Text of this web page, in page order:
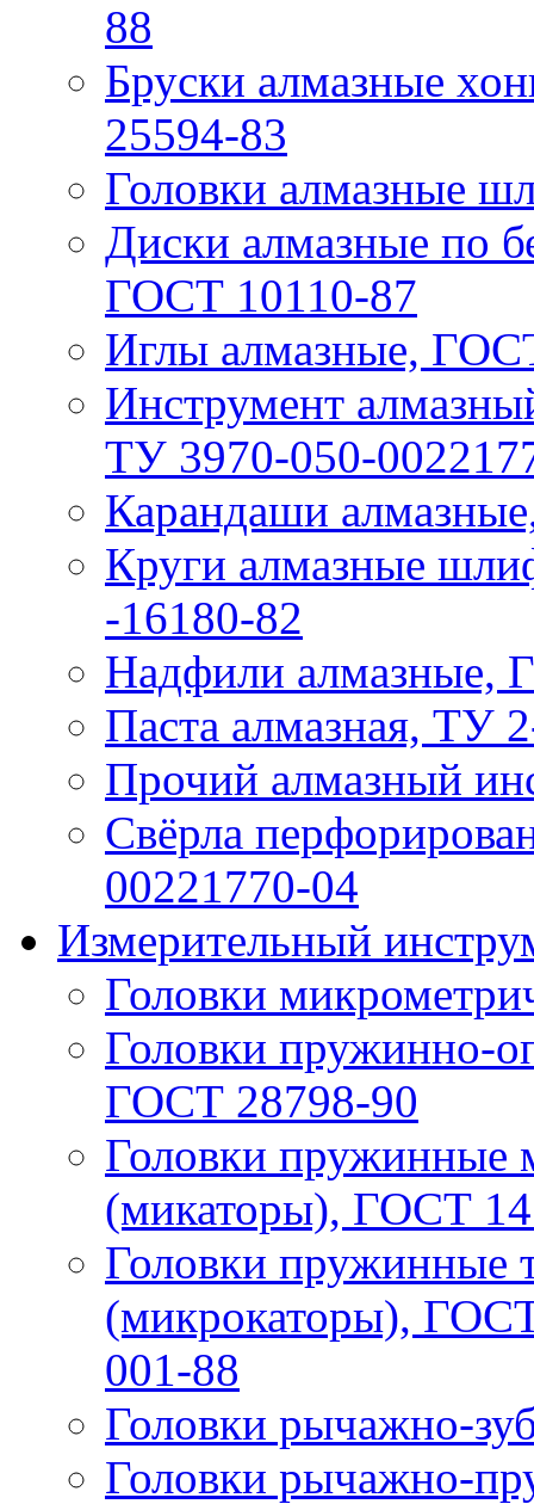
88
Бруски алмазные
25594-83
Головки алмазные
Диски алмазные по
ГОСТ 10110-87
Иглы алмазные,
Инструмент
ТУ 3970-050-
Карандаши
Круги алмазные
-16180-82
Надфили алмазные,
Паста алмазная, ТУ
Прочий алмазный
Свёрла
00221770-04
Измерительный
Головки
Головки пружинно-
ГОСТ 28798-90
Головки пружинные
(микаторы), ГОСТ
Головки
(микрокаторы),
001-88
Головки рычажно-
Головки рычажно-